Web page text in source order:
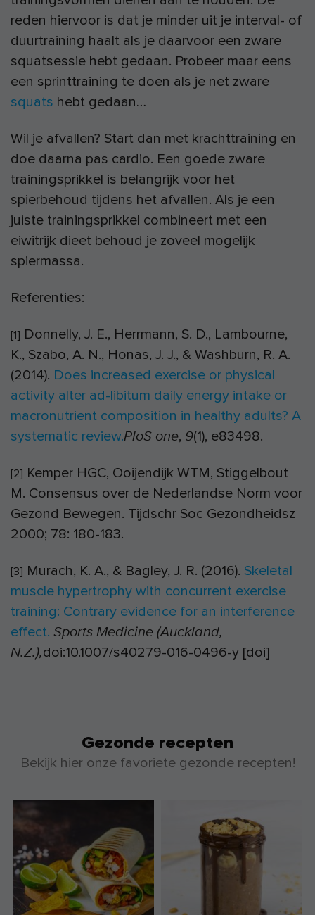
reden hiervoor is dat je minder uit je interval- of
duurtraining haalt als je daarvoor een zware
squatsessie hebt gedaan. Probeer maar eens
een sprinttraining te doen als je net zware
squats hebt gedaan…
Wil je afvallen? Start dan met krachttraining en
doe daarna pas cardio. Een goede zware
trainingsprikkel is belangrijk voor het
spierbehoud tijdens het afvallen. Als je een
juiste trainingsprikkel combineert met een
eiwitrijk dieet behoud je zoveel mogelijk
spiermassa.
Referenties:
[1] Donnelly, J. E., Herrmann, S. D., Lambourne,
K., Szabo, A. N., Honas, J. J., & Washburn, R. A.
(2014). Does increased exercise or physical
activity alter ad-libitum daily energy intake or
macronutrient composition in healthy adults? A
systematic review.PloS one, 9(1), e83498.
[2] Kemper HGC, Ooijendijk WTM, Stiggelbout
M. Consensus over de Nederlandse Norm voor
Gezond Bewegen. Tijdschr Soc Gezondheidsz
2000; 78: 180-183.
[3] Murach, K. A., & Bagley, J. R. (2016). Skeletal
muscle hypertrophy with concurrent exercise
training: Contrary evidence for an interference
effect. Sports Medicine (Auckland,
N.Z.),doi:10.1007/s40279-016-0496-y [doi]
Gezonde recepten
Bekijk hier onze favoriete gezonde recepten!